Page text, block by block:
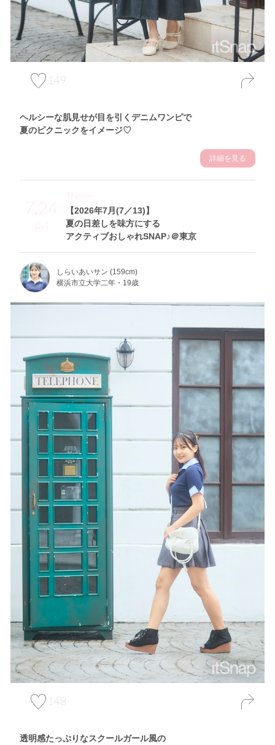
149
ヘルシーな肌見せが目を引くデニムワンピで
夏のピクニックをイメージ♡
詳細を見る
7.24
Fri
【2026年7月(7／13)】
夏の日差しを味方にする
アクティブおしゃれSNAP♪＠東京
Theme
しらいあいサン (159cm)
横浜市立大学二年・19歳
148
透明感たっぷりなスクールガール風の